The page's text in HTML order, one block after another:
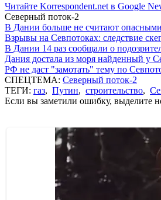
Читайте Korrespondent.net в Google
Северный поток-2
В Дании больше не считают
Взрывы на Севпотоках: следствие
В Дании 14 раз сообщали о
Дания достала из моря найденный у
РФ не даст "замотать" тему по
СПЕЦТЕМА: Северный поток-2
ТЕГИ: газ, Путин, строительство,
Если вы заметили ошибку, выделите